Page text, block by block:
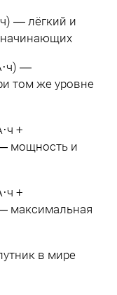
— лёгкий и
—
том же уровне
+
мощность и
+
максимальная
в мире